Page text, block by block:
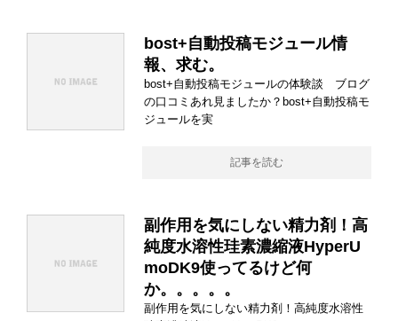
bost+自動投稿モジュール情
報、求む。
bost+自動投稿モジュールの体験談 ブログ
の口コミあれ見ましたか？bost+自動投稿モ
ジュールを実
記事を読む
副作用を気にしない精力剤！高
純度水溶性珪素濃縮液HyperU
moDK9使ってるけど何
か。。。。。
副作用を気にしない精力剤！高純度水溶性